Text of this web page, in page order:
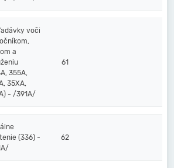
voči
a
355A,
35XA,
- /391A/
61
(336) -
62